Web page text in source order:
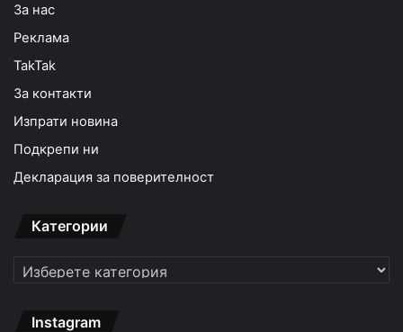
За нас
Реклама
TakTak
За контакти
Изпрати новина
Подкрепи ни
Декларация за поверителност
Категории
Категории
Instagram